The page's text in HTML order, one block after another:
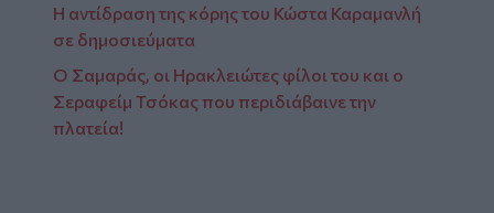
Η αντίδραση της κόρης του Κώστα Καραμανλή
σε δημοσιεύματα
Ο Σαμαράς, οι Ηρακλειώτες φίλοι του και ο
Σεραφείμ Τσόκας που περιδιάβαινε την
πλατεία!